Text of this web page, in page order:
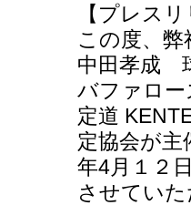
【プレス
この度、
中田孝成
バファロー
定道
定協会が
年4月１２
させていた